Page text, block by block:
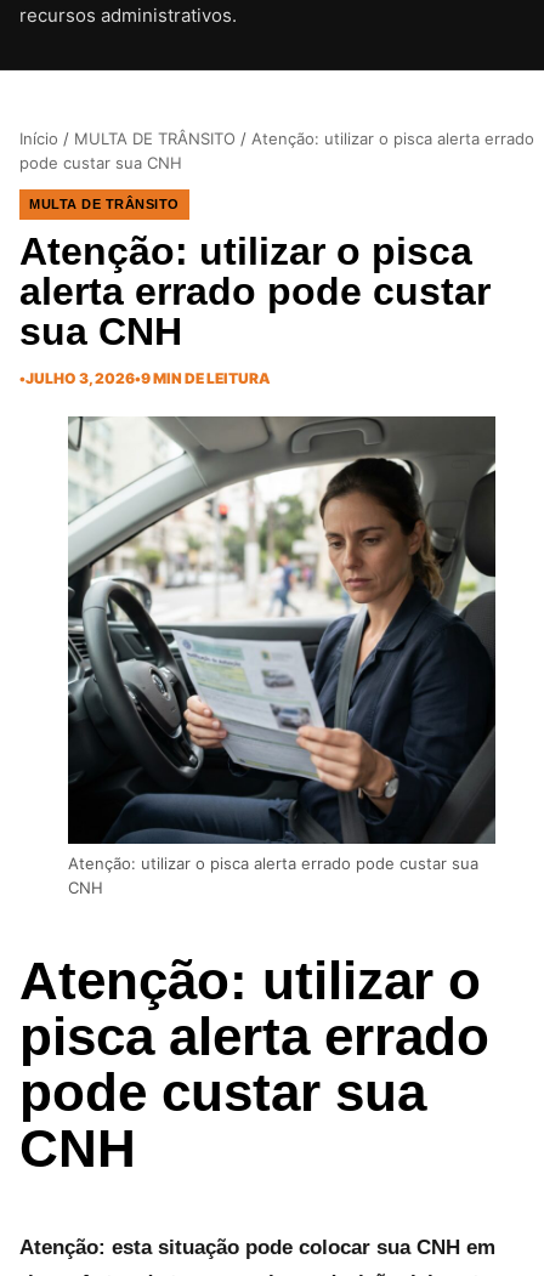
recursos administrativos.CLIQUE PARA ATIVAR O SOM
Início / MULTA DE TRÂNSITO / Atenção: utilizar o pisca alerta errado
pode custar sua CNH
MULTA DE TRÂNSITO
Atenção: utilizar o pisca
alerta errado pode custar
sua CNH
•JULHO 3, 2026•9 MIN DE LEITURA
Atenção: utilizar o pisca alerta errado pode custar sua
CNH
Atenção: utilizar o
pisca alerta errado
pode custar sua
CNH
Atenção: esta situação pode colocar sua CNH em